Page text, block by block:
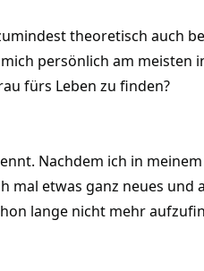
theoretisch auch
persönlich am meisten
fürs Leben zu finden?
Nachdem ich in
mal etwas ganz neues und
lange nicht mehr